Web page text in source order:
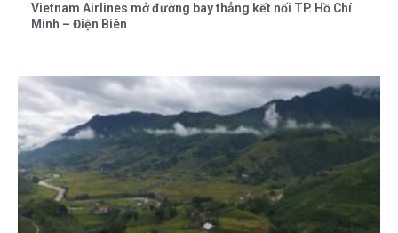
Vietnam Airlines mở đường bay thẳng kết nối TP. Hồ Chí
Minh – Điện Biên